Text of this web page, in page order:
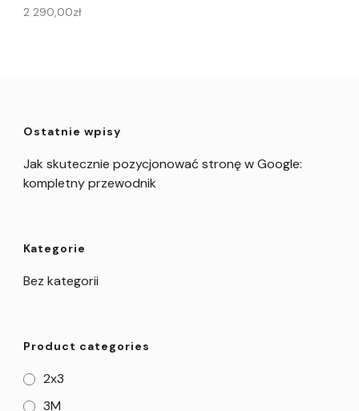
2 290,00zł
Ostatnie wpisy
Jak skutecznie pozycjonować stronę w Google:
kompletny przewodnik
Kategorie
Bez kategorii
Product categories
2x3
3M